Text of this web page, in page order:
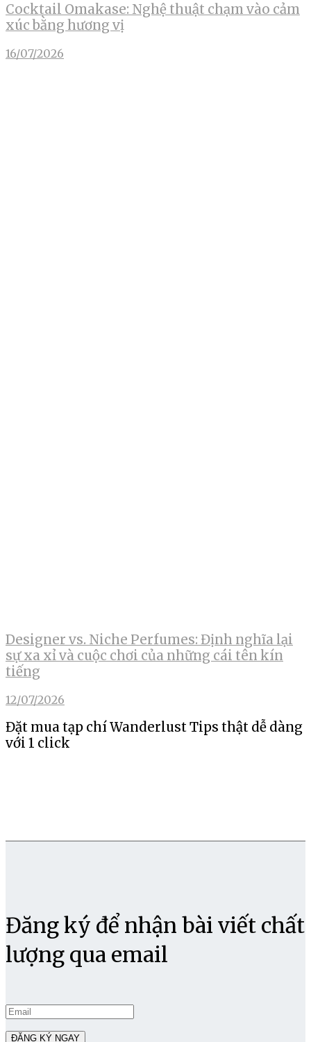
Cocktail Omakase: Nghệ thuật chạm vào cảm
xúc bằng hương vị
16/07/2026
Designer vs. Niche Perfumes: Định nghĩa lại
sự xa xỉ và cuộc chơi của những cái tên kín
tiếng
12/07/2026
Đặt mua tạp chí Wanderlust Tips thật dễ dàng
với 1 click
Đăng ký để nhận bài viết chất
lượng qua email